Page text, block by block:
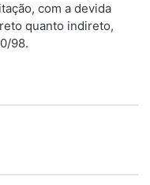
com a devida
quanto indireto,
98.